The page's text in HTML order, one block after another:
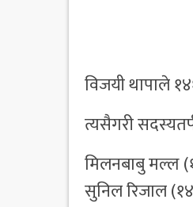
विजयी थापाले
त्यसैगरी
मिलनबाबु मल्ल
सुनिल रिजाल